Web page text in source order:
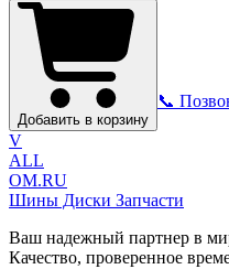
Добавить в корзину
📞
V
ALL
OM.RU
Шины Диски Запчасти
Ваш надежный партнер в
Качество, проверенное